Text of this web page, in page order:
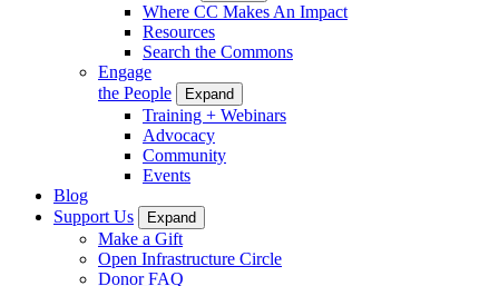
Where CC Makes An Impact
Resources
Search the Commons
Engage
the People
Expand
Training + Webinars
Advocacy
Community
Events
Blog
Support Us
Expand
Make a Gift
Open Infrastructure Circle
Donor FAQ